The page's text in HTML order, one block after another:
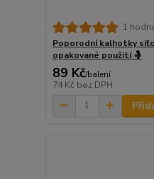
1
Poporodní kalhotky
opakované použití 🤱
89 Kč/balení
74 Kč bez DPH